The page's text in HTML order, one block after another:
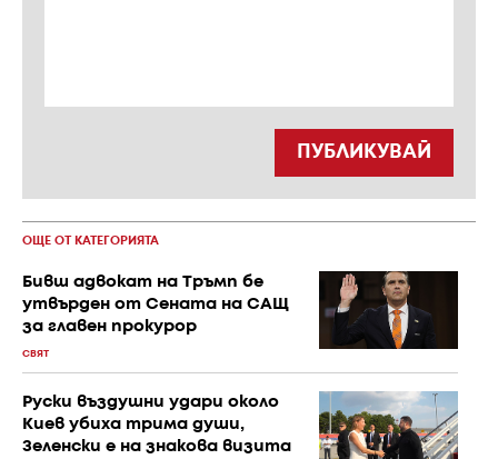
ПУБЛИКУВАЙ
ОЩЕ ОТ КАТЕГОРИЯТА
Бивш адвокат на Тръмп бе
утвърден от Сената на САЩ
за главен прокурор
СВЯТ
Руски въздушни удари около
Киев убиха трима души,
Зеленски е на знакова визита